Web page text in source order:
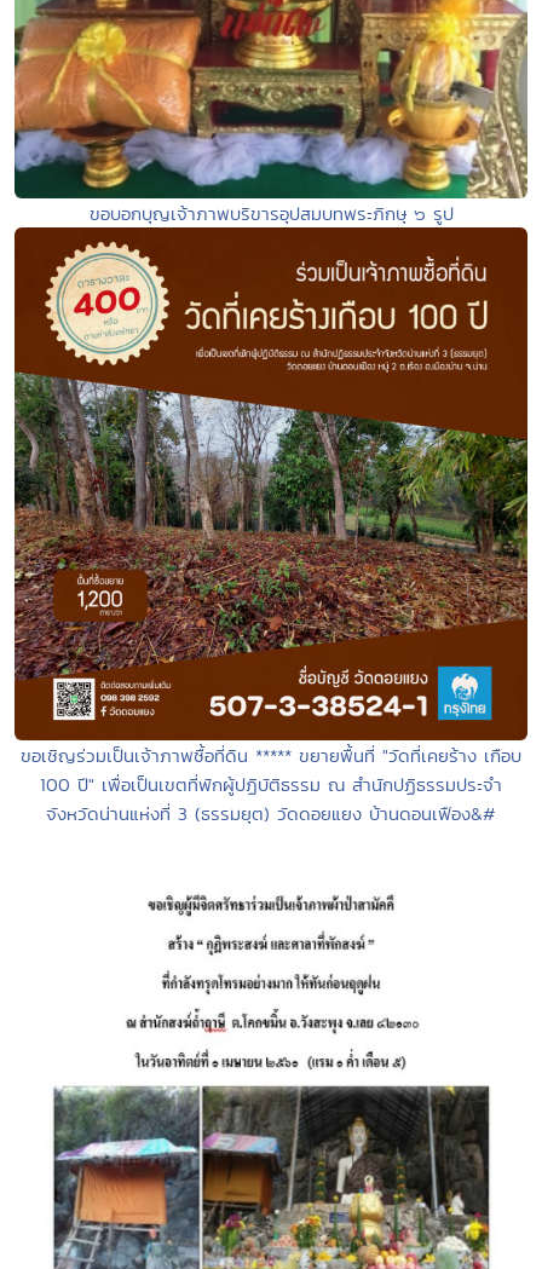
ขอบอกบุญเจ้าภาพบริขารอุปสมบทพระภิกษุ ๖ รูป
ขอเชิญร่วมเป็นเจ้าภาพซื้อที่ดิน ***** ขยายพื้นที่​ "วัดที่เคยร้าง​ เกือบ​
100 ปี" เพื่อเป็นเขตที่พักผู้ปฏิบัติ​ธรรม​ ณ​ สำนักปฏิธรรมประจำ
จังหวัด​น่าน​แห่งที่​ 3 (ธรรมยุต) วัดดอยแยง บ้านดอนเฟือง&#